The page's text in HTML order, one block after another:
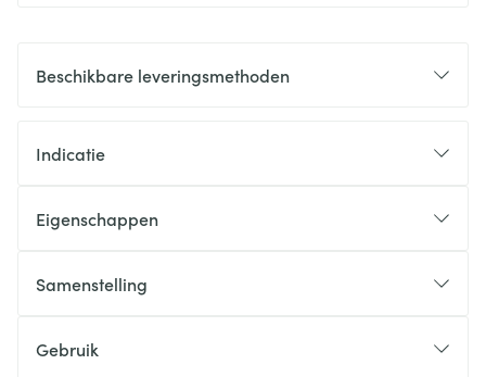
Beschikbare leveringsmethoden
Indicatie
Eigenschappen
Samenstelling
Gebruik